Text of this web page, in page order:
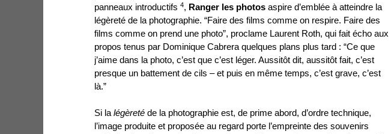
panneaux introductifs 4, Ranger les photos aspire d’emblée à atteindre la
légèreté de la photographie. “Faire des films comme on respire. Faire des
films comme on prend une photo”, proclame Laurent Roth, qui fait écho aux
propos tenus par Dominique Cabrera quelques plans plus tard : “Ce que
j’aime dans la photo, c’est que c’est léger. Aussitôt dit, aussitôt fait, c’est
presque un battement de cils – et puis en même temps, c’est grave, c’est
là.”
Si la légèreté de la photographie est, de prime abord, d’ordre technique,
l’image produite et proposée au regard porte l’empreinte des souvenirs